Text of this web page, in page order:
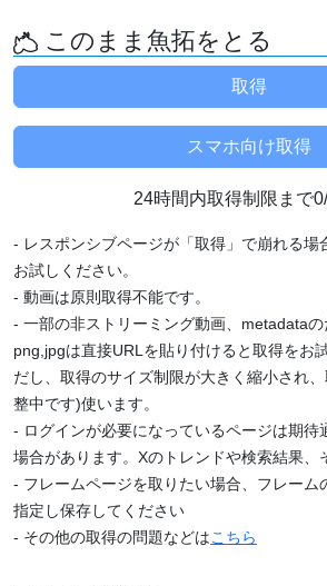
このまま魚拓をとる
24時間内取得制限まで
- レスポンシブページが「取得」で崩れる場
お試しください。
- 動画は原則取得不能です。
- 一部の非ストリーミング動画、metadata
png,jpgは直接URLを貼り付けると取得をお
だし、取得のサイズ制限が大きく縮小され
整中です)使います。
- ログインが必要になっているページは期待
場合があります。Xのトレンドや検索結果、
- フレームページを取りたい場合、フレーム
指定し保存してください
- その他の取得の問題などはこちら